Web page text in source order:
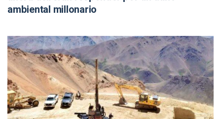
ambiental millonario